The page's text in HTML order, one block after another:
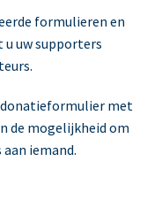
formulieren en
uw supporters
donatieformulier met
de mogelijkheid om
iemand.